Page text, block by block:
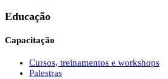
Educação
Capacitação
Cursos, treinamentos e workshops
Palestras